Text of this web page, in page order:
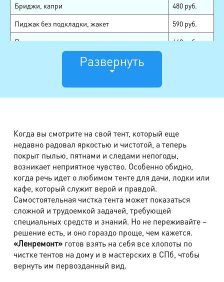
Бриджи, капри
480 руб.
Пиджак без подкладки, жакет
590 руб.
Пиджак
660 руб.
Рубашка, блуза
380 руб.
Юбка, шорты
420 руб.
Юбка сложная
560 руб.
Галстук
290 руб.
Фата
Платье, халат, туника
670 руб.
Платье сложного фасона
880 руб.
Платье вечернее
Корсет
900 руб.
Развернуть
Когда вы смотрите на свой тент, который еще
недавно радовал яркостью и чистотой, а теперь
покрыт пылью, пятнами и следами непогоды,
возникает неприятное чувство. Особенно обидно,
когда речь идет о любимом тенте для дачи, лодки или
кафе, который служит верой и правдой.
Самостоятельная чистка тента может показаться
сложной и трудоемкой задачей, требующей
специальных средств и знаний. Но не переживайте –
решение есть, и оно гораздо проще, чем кажется.
«Ленремонт»готов взять на себя все хлопоты по
чистке тентов на дому и в мастерских в СПб, чтобы
вернуть им первозданный вид.